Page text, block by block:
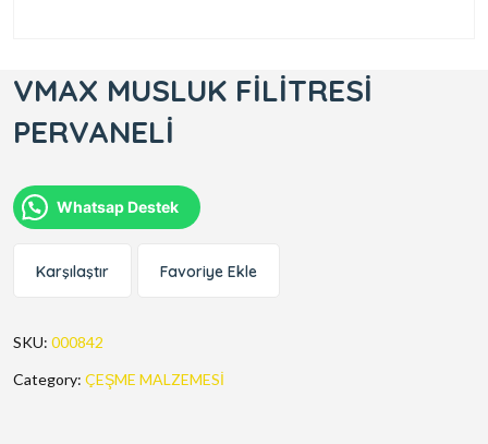
VMAX MUSLUK FİLİTRESİ
PERVANELİ
Whatsap Destek
Karşılaştır Favoriye Ekle
SKU: 000842
Category: ÇEŞME MALZEMESİ